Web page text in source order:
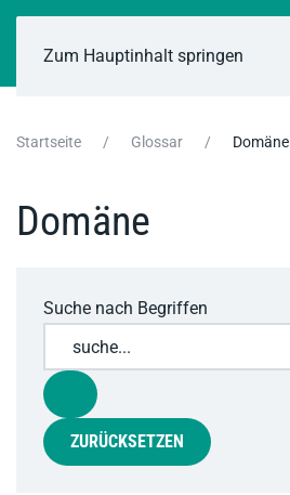
Zum Hauptinhalt springen
Startseite Glossar Domäne
Domäne
Suche nach Begriffen